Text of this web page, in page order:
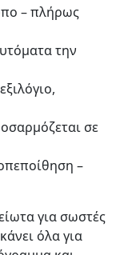
– πλήρως
την
σε
–
για σωστές
όλα για